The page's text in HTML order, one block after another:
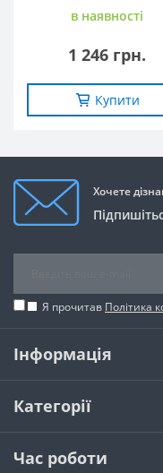
в наявностi
1 246 грн.
Купити
Хочете
Я прочитав Політика
Інформація
Категорії
Час роботи